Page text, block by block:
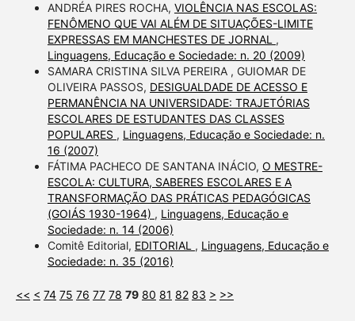
ANDRÉA PIRES ROCHA, VIOLÊNCIA NAS ESCOLAS:
FENÔMENO QUE VAI ALÉM DE SITUAÇÕES-LIMITE
EXPRESSAS EM MANCHESTES DE JORNAL ,
Linguagens, Educação e Sociedade: n. 20 (2009)
SAMARA CRISTINA SILVA PEREIRA , GUIOMAR DE
OLIVEIRA PASSOS, DESIGUALDADE DE ACESSO E
PERMANÊNCIA NA UNIVERSIDADE: TRAJETÓRIAS
ESCOLARES DE ESTUDANTES DAS CLASSES
POPULARES , Linguagens, Educação e Sociedade: n.
16 (2007)
FÁTIMA PACHECO DE SANTANA INÁCIO, O MESTRE-
ESCOLA: CULTURA, SABERES ESCOLARES E A
TRANSFORMAÇÃO DAS PRÁTICAS PEDAGÓGICAS
(GOIÁS 1930-1964) , Linguagens, Educação e
Sociedade: n. 14 (2006)
Comitê Editorial, EDITORIAL , Linguagens, Educação e
Sociedade: n. 35 (2016)
<< < 74 75 76 77 78 79 80 81 82 83 > >>